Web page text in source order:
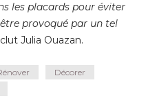
les placards pour éviter
provoqué par un tel
Julia Ouazan.
Décorer